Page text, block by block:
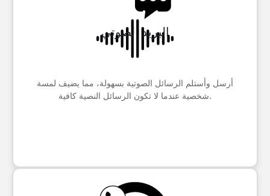
البريد الصوتي
أرسل وأستلم الرسائل الصوتية بسهولة، مما يضيف لمسة
شخصية عندما لا تكون الرسائل النصية كافية.